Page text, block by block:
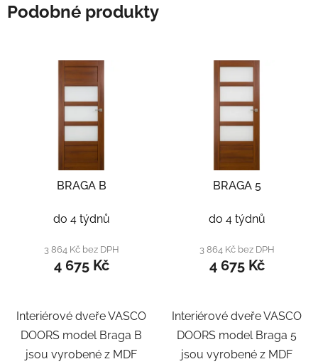
Podobné produkty
BRAGA B
do 4 týdnů
3 864 Kč bez DPH
4 675 Kč
Interiérové dveře VASCO
DOORS model Braga B
jsou vyrobené z MDF
BRAGA 5
do 4 týdnů
3 864 Kč bez DPH
4 675 Kč
Interiérové dveře VASCO
DOORS model Braga 5
jsou vyrobené z MDF